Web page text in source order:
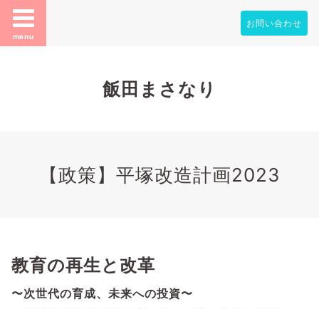
menu
お問い合わせ
飯田まさなり
【政策】平塚改造計画2023
教育の再生と改革
〜次世代の育成、未来への投資〜